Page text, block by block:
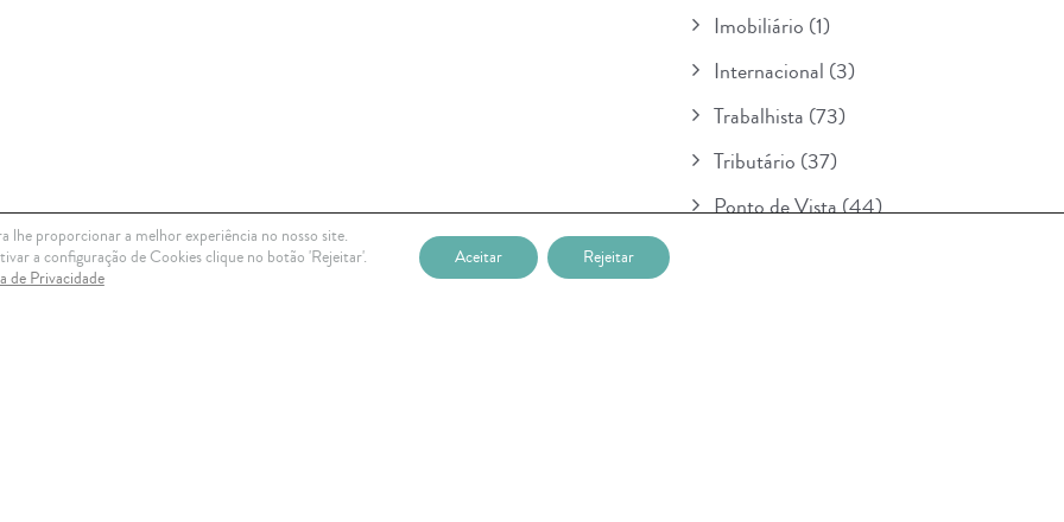
Imobiliário (1)
Internacional (3)
Trabalhista (73)
Tributário (37)
Ponto de Vista(44)
lhe proporcionar a melhor experiência no nosso site.
a configuração de Cookies clique no botão 'Rejeitar'.
de Privacidade
Aceitar Rejeitar